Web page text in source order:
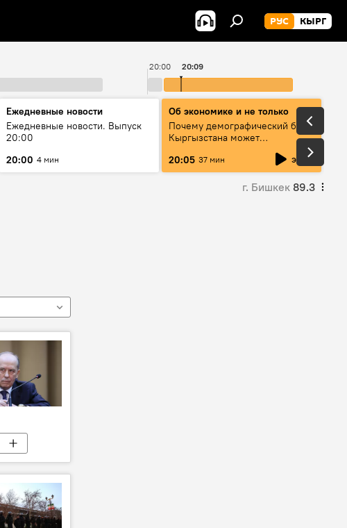
РУС КЫРГ
20:00 20:09
Ежедневные новости
Ежедневные новости. Выпуск
20:00
20:00 4 мин
Об экономике и не только
Почему демографический бум
Кыргызстана может
превратиться в проблему и как
этого избежать
20:05 37 мин эфир
г. Бишкек 89.3